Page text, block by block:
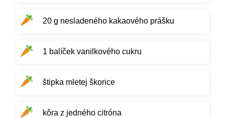
20 g nesladeného kakaového prášku
1 balíček vanilkového cukru
štipka mletej škorice
kôra z jedného citróna